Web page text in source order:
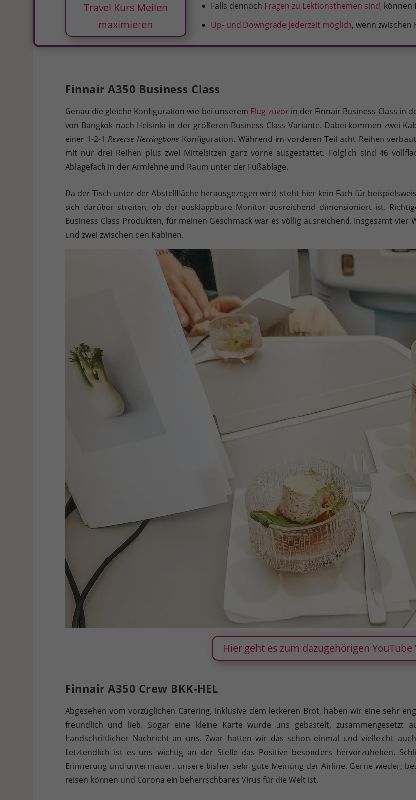
Travel Kurs Meilen
maximieren
Falls dennoch Fragen zu Lektionsthemen sind, können
Up- und Downgrade jederzeit möglich, wenn
Finnair A350 Business Class
Genau die gleiche Konfiguration wie bei unserem Flug zuvor in der Finnair Business Class in
von Bangkok nach Helsinki in der größeren Business Class Variante. Dabei kommen zwei
einer 1-2-1 Reverse Herringbone Konfiguration. Während im vorderen Teil acht Reihen
mit nur drei Reihen plus zwei Mittelsitzen ganz vorne ausgestattet. Folglich sind 46
Ablagefach in der Armlehne und Raum unter der Fußablage.
Da der Tisch unter der Abstellfläche herausgezogen wird, steht hier kein Fach für
sich darüber streiten, ob der ausklappbare Monitor ausreichend dimensioniert ist.
Business Class Produkten, für meinen Geschmack war es völlig ausreichend. Insgesamt
und zwei zwischen den Kabinen.
Hier geht es zum dazugehörigen YouTube
Finnair A350 Crew BKK-HEL
Abgesehen vom vorzüglichen Catering, inklusive dem leckeren Brot, haben wir eine sehr
freundlich und lieb. Sogar eine kleine Karte wurde uns gebastelt, zusammengesetzt
handschriftlicher Nachricht an uns. Zwar hatten wir das schon einmal und vielleicht
Letztendlich ist es uns wichtig an der Stelle das Positive besonders hervorzuheben.
Erinnerung und untermauert unsere bisher sehr gute Meinung der Airline. Gerne wieder,
reisen können und Corona ein beherrschbares Virus für die Welt ist.